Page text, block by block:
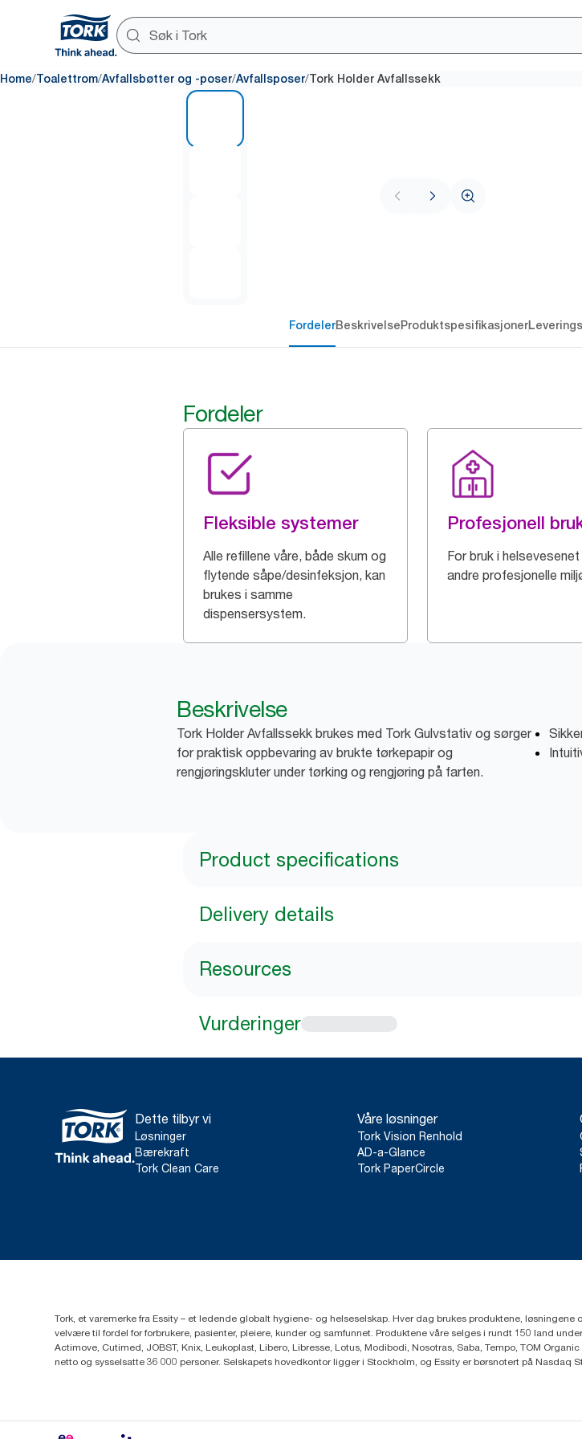
Home/Toalettrom/Avfallsbøtter og -poser/Avfallsposer/Tork Holder Avfallssekk
FordelerBeskrivelseProduktspesifikasjoner
Fordeler
Fleksible systemer
Alle refillene våre, både skum og
flytende såpe/desinfeksjon, kan
brukes i samme
dispensersystem.
Profesjonell
For bruk i
andre profesjonelle
Beskrivelse
Tork Holder Avfallssekk brukes med Tork Gulvstativ og sørger
for praktisk oppbevaring av brukte tørkepapir og
rengjøringskluter under tørking og rengjøring på farten.
Product specifications
Delivery details
Resources
Vurderinger
Dette tilbyr vi
Løsninger
Bærekraft
Tork Clean Care
Våre løsninger
Tork Vision Renhold
AD-a-Glance
Tork PaperCircle
Tork, et varemerke fra Essity – et ledende globalt hygiene- og helseselskap. Hver dag brukes produktene,
velvære til fordel for forbrukere, pasienter, pleiere, kunder og samfunnet. Produktene våre selges i rundt 150 land
Actimove, Cutimed, JOBST, Knix, Leukoplast, Libero, Libresse, Lotus, Modibodi, Nosotras, Saba, Tempo, TOM
netto og sysselsatte 36 000 personer. Selskapets hovedkontor ligger i Stockholm, og Essity er børsnotert på Nasdaq